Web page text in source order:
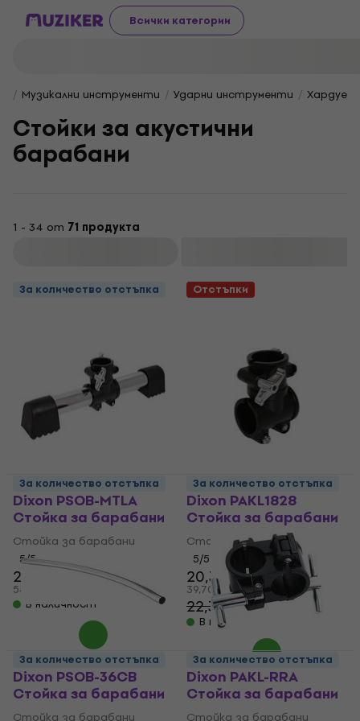
Всички категории
Музикални инструменти Ударни инструменти Хардуер
Стойки за акустични
барабани
1 - 34 от 71 продукта
За количество отстъпка
Dixon PSOB-MTLA
Стойкa за барабани
Стойкa за барабани
5/5
27,80 €
54,37 лв 29,70 €
В наличност
Отстъпки
Dixon PAKL1828
Стойкa за барабани
Стойкa за барабани
5/5
20,30 €
39,70 лв
22,30 €
- 9 %
В наличност
За количество отстъпка
Dixon PSOB-36CB
Стойкa за барабани
За количество отстъпка
Dixon PAKL-RRA
Стойкa за барабани
За количество отстъпка За количество отстъпка